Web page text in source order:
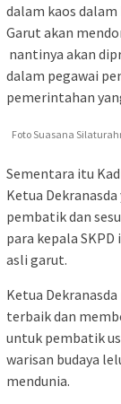
dalam kaos
Garut akan
nantinya akan
dalam pegawai
pemerintahan
Foto Suasana
Sementara itu
Ketua
pembatik dan
para kepala
asli garut.
Ketua
terbaik dan
untuk pembatik
warisan budaya
mendunia.